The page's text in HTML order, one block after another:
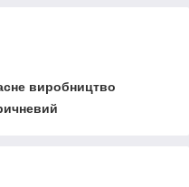
виробництво